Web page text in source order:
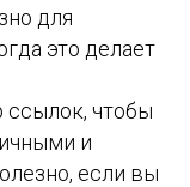
для
это делает
ссылок, чтобы
и
если вы